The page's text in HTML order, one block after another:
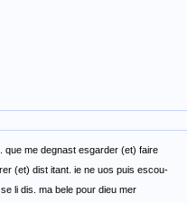
que me degnast esgarder (et) faire
(et) dist itant. ie ne uos puis escou-
li dis. ma bele pour dieu mer